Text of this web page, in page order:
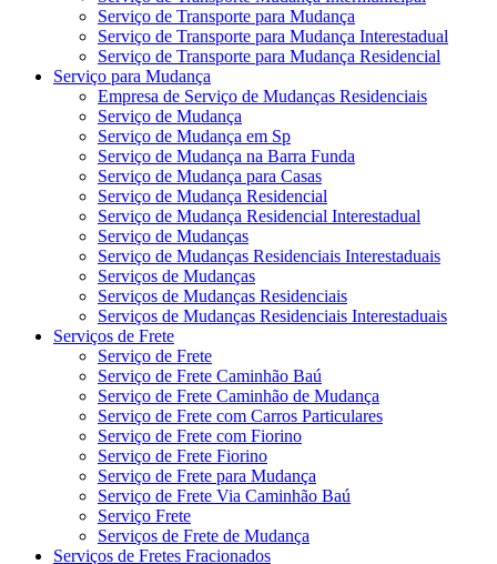
Serviço de Transporte para Mudança
Serviço de Transporte para Mudança Interestadual
Serviço de Transporte para Mudança Residencial
Serviço para Mudança
Empresa de Serviço de Mudanças Residenciais
Serviço de Mudança
Serviço de Mudança em Sp
Serviço de Mudança na Barra Funda
Serviço de Mudança para Casas
Serviço de Mudança Residencial
Serviço de Mudança Residencial Interestadual
Serviço de Mudanças
Serviço de Mudanças Residenciais Interestaduais
Serviços de Mudanças
Serviços de Mudanças Residenciais
Serviços de Mudanças Residenciais Interestaduais
Serviços de Frete
Serviço de Frete
Serviço de Frete Caminhão Baú
Serviço de Frete Caminhão de Mudança
Serviço de Frete com Carros Particulares
Serviço de Frete com Fiorino
Serviço de Frete Fiorino
Serviço de Frete para Mudança
Serviço de Frete Via Caminhão Baú
Serviço Frete
Serviços de Frete de Mudança
Serviços de Fretes Fracionados